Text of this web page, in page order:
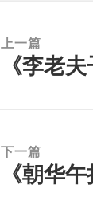
上一篇
上《李老
下一篇
下《朝华